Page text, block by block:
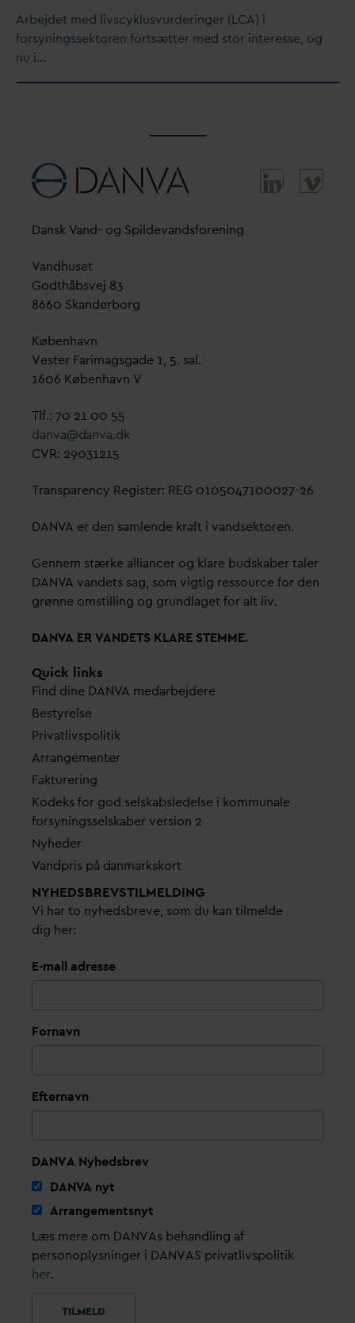
Arbejdet med livscyklusvurderinger (LCA) i
forsyningssektoren fortsætter med stor interesse, og
nu i…
Dansk Vand- og Spildevandsforening
Vandhuset
Godthåbsvej 83
8660 Skanderborg
København
Vester Farimagsgade 1, 5. sal.
1606 København V
Tlf.: 70 21 00 55
danva@danva.dk
CVR: 29031215
Transparency Register: REG 0105047100027-26
DANVA er den samlende kraft i vandsektoren.
Gennem stærke alliancer og klare budskaber taler
DANVA vandets sag, som vigtig ressource for den
grønne omstilling og grundlaget for alt liv.
DANVA ERVANDETS KLARE STEMME.
Quick links
Find dine DANVA medarbejdere
Bestyrelse
Privatlivspolitik
Arrangementer
Fakturering
Kodeks for god selskabsledelse i kommunale
forsyningsselskaber version 2
Nyheder
Vandpris på danmarkskort
NYHEDSBREVS­TILMELDING
Vi har to nyhedsbreve, som du kan tilmelde
dig her:
E-mail adresse
Fornavn
Efternavn
DANVA Nyhedsbrev
DANVA nyt
Arrangementsnyt
Læs mere om DANVAs behandling af
personoplysninger i DANVAS privatlivspolitik
her.